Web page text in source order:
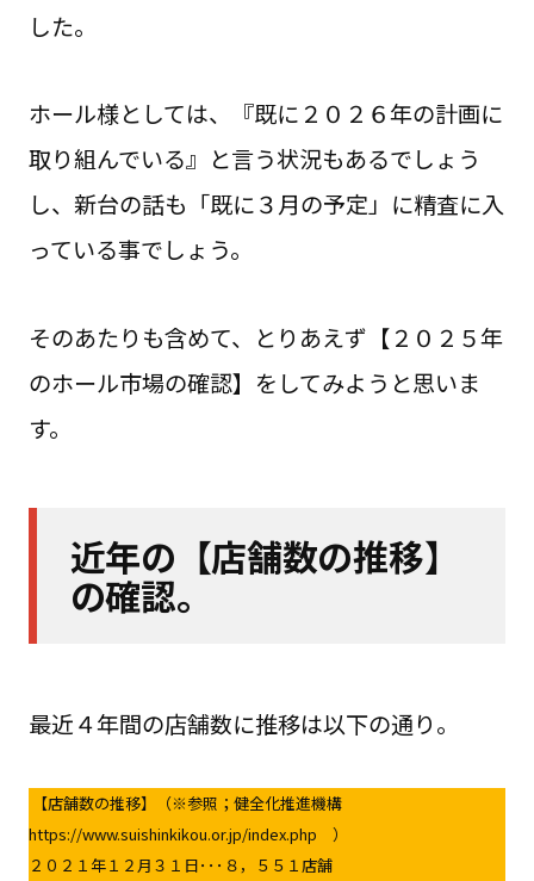
した。
ホール様としては、『既に２０２６年の計画に
取り組んでいる』と言う状況もあるでしょう
し、新台の話も「既に３月の予定」に精査に入
っている事でしょう。
そのあたりも含めて、とりあえず【２０２５年
のホール市場の確認】をしてみようと思いま
す。
近年の【店舗数の推移】
の確認。
最近４年間の店舗数に推移は以下の通り。
【店舗数の推移】（※参照；健全化推進機構
https://www.suishinkikou.or.jp/index.php ）
２０２１年１２月３１日･･･８，５５１店舗